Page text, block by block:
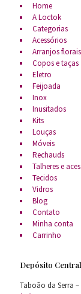
Home
A Loctok
Categorias
Acessórios
Arranjos florais
Copos e taças
Eletro
Feijoada
Inox
Inusitados
Kits
Louças
Móveis
Rechauds
Talheres e
Tecidos
Vidros
Blog
Contato
Minha conta
Carrinho
Depósito Central
Taboão da Serra –